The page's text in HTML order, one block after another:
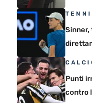
Punti
contro